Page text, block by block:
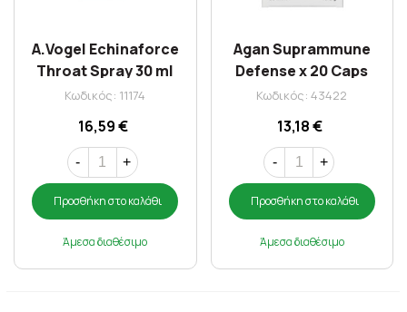
A.Vogel Echinaforce
Throat Spray 30 ml
Κωδικός: 11174
16,59 €
- +
Προσθήκη στο καλάθι
Άμεσα διαθέσιμο
Agan Suprammune
Defense x 20 Caps
Κωδικός: 43422
13,18 €
- +
Προσθήκη στο καλάθι
Άμεσα διαθέσιμο